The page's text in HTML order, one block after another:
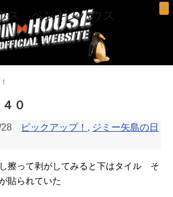
ス ペンギンハウス
０
ピックアップ！ , ジミー矢島の日
擦って剥がしてみると下はタイル そ
貼られていた